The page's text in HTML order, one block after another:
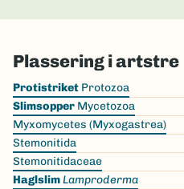
Plassering i artstre
Skip
the
list
Protistriket Protozoa
Slimsopper Mycetozoa
Myxomycetes (Myxogastrea)
Stemonitida
Stemonitidaceae
HaglslimLamproderma